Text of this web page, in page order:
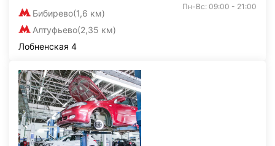
Бибирево(1,6 км)
Алтуфьево(2,35 км)
Пн-Вс: 09:00 - 21:00
Лобненская 4